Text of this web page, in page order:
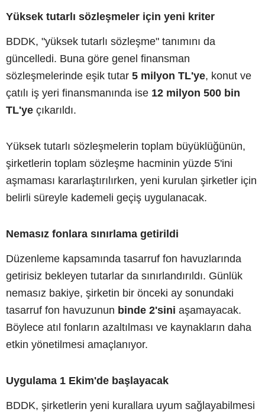
Yüksek tutarlı sözleşmeler için yeni kriter
BDDK, "yüksek tutarlı sözleşme" tanımını da
güncelledi. Buna göre genel finansman
sözleşmelerinde eşik tutar 5 milyon TL'ye, konut ve
çatılı iş yeri finansmanında ise 12 milyon 500 bin
TL'ye çıkarıldı.
Yüksek tutarlı sözleşmelerin toplam büyüklüğünün,
şirketlerin toplam sözleşme hacminin yüzde 5'ini
aşmaması kararlaştırılırken, yeni kurulan şirketler için
belirli süreyle kademeli geçiş uygulanacak.
Nemasız fonlara sınırlama getirildi
Düzenleme kapsamında tasarruf fon havuzlarında
getirisiz bekleyen tutarlar da sınırlandırıldı. Günlük
nemasız bakiye, şirketin bir önceki ay sonundaki
tasarruf fon havuzunun binde 2'sini aşamayacak.
Böylece atıl fonların azaltılması ve kaynakların daha
etkin yönetilmesi amaçlanıyor.
Uygulama 1 Ekim'de başlayacak
BDDK, şirketlerin yeni kurallara uyum sağlayabilmesi